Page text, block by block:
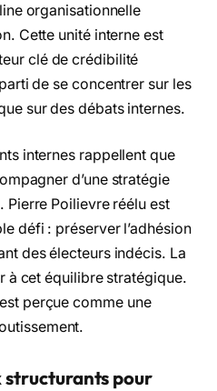
organisationnelle
Cette unité interne est
clé de crédibilité
de se concentrer sur les
sur des débats internes.
internes rappellent que
d’une stratégie
Pierre Poilievre réélu est
défi : préserver l’adhésion
des électeurs indécis. La
à cet équilibre stratégique.
perçue comme une
structurants pour